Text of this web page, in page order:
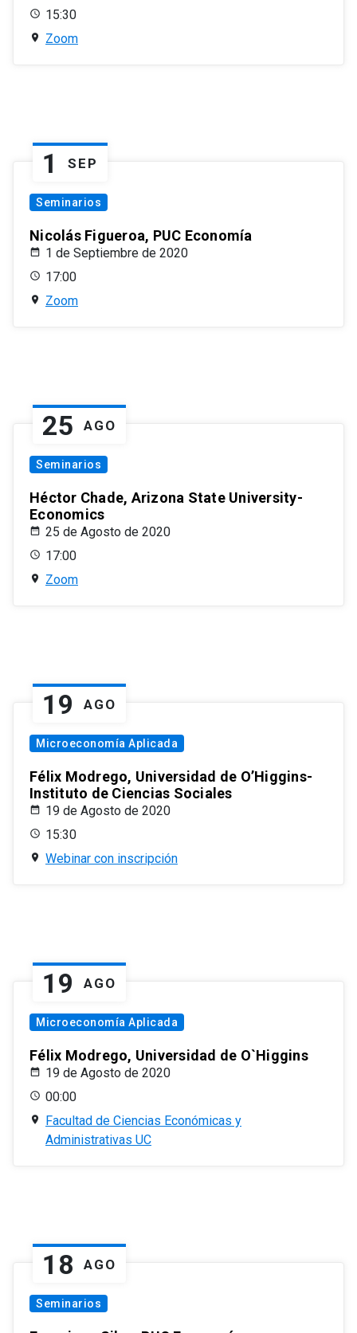
15:30
Zoom
1 SEP
Seminarios
Nicolás Figueroa, PUC Economía
1 de Septiembre de 2020
17:00
Zoom
25 AGO
Seminarios
Héctor Chade, Arizona State University-
Economics
25 de Agosto de 2020
17:00
Zoom
19 AGO
Microeconomía Aplicada
Félix Modrego, Universidad de O’Higgins-
Instituto de Ciencias Sociales
19 de Agosto de 2020
15:30
Webinar con inscripción
19 AGO
Microeconomía Aplicada
Félix Modrego, Universidad de O`Higgins
19 de Agosto de 2020
00:00
Facultad de Ciencias Económicas y
Administrativas UC
18 AGO
Seminarios